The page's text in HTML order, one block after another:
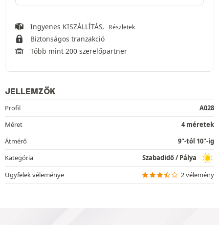
Ingyenes KISZÁLLÍTÁS. Részletek
Biztonságos tranzakció
Több mint 200 szerelőpartner
JELLEMZŐK
Profil
A028
Méret
4 méretek
Átmérő
9"-tól 10"-ig
Kategória
Szabadidő / Pálya
Ügyfelek véleménye
2 vélemény